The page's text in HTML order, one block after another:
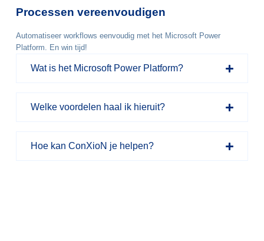
Processen vereenvoudigen
Automatiseer workflows eenvoudig met het Microsoft Power
Platform. En win tijd!
Wat is het Microsoft Power Platform?
Welke voordelen haal ik hieruit?
Hoe kan ConXioN je helpen?